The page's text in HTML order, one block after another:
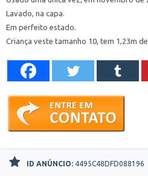
Lavado, na capa.
Em perfeito estado.
Criança veste tamanho 10, tem 1,23m
ID ANÚNCIO: 4495C48DFD088196